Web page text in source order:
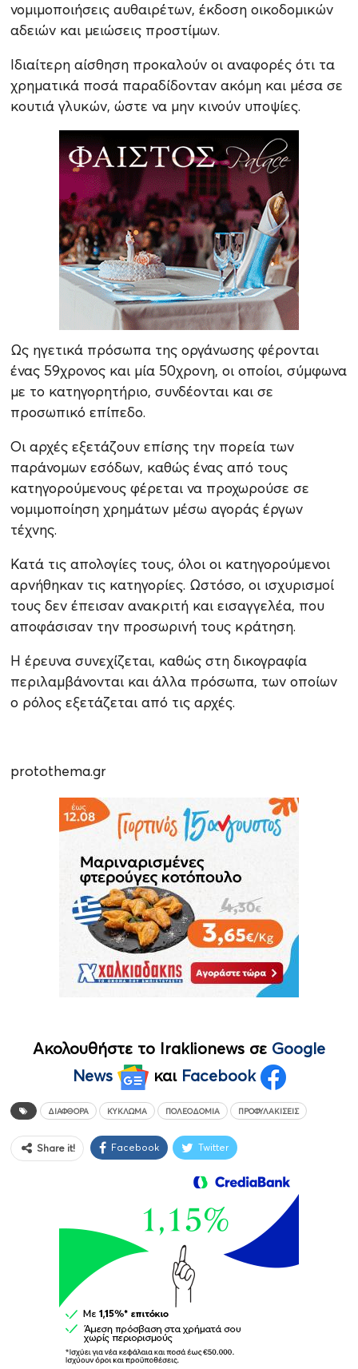
νομιμοποιήσεις αυθαιρέτων, έκδοση οικοδομικών
αδειών και μειώσεις προστίμων.
Ιδιαίτερη αίσθηση προκαλούν οι αναφορές ότι τα
χρηματικά ποσά παραδίδονταν ακόμη και μέσα σε
κουτιά γλυκών, ώστε να μην κινούν υποψίες.
Ως ηγετικά πρόσωπα της οργάνωσης φέρονται
ένας 59χρονος και μία 50χρονη, οι οποίοι, σύμφωνα
με το κατηγορητήριο, συνδέονται και σε
προσωπικό επίπεδο.
Οι αρχές εξετάζουν επίσης την πορεία των
παράνομων εσόδων, καθώς ένας από τους
κατηγορούμενους φέρεται να προχωρούσε σε
νομιμοποίηση χρημάτων μέσω αγοράς έργων
τέχνης.
Κατά τις απολογίες τους, όλοι οι κατηγορούμενοι
αρνήθηκαν τις κατηγορίες. Ωστόσο, οι ισχυρισμοί
τους δεν έπεισαν ανακριτή και εισαγγελέα, που
αποφάσισαν την προσωρινή τους κράτηση.
Η έρευνα συνεχίζεται, καθώς στη δικογραφία
περιλαμβάνονται και άλλα πρόσωπα, των οποίων
ο ρόλος εξετάζεται από τις αρχές.
protothema.gr
Ακολουθήστε το Iraklionews σε Google
News
και Facebook
ΔΙΑΦΘΟΡΑ ΚΎΚΛΩΜΑ ΠΟΛΕΟΔΟΜΊΑ ΠΡΟΦΥΛΑΚΊΣΕΙΣ
Share it! Facebook Twitter